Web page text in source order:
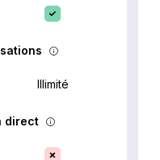
Illimité
direct